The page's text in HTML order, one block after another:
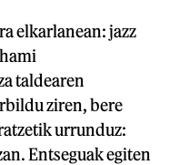
elkarlanean: jazz
taldearen
ziren, bere
urrunduz:
Entseguak egiten